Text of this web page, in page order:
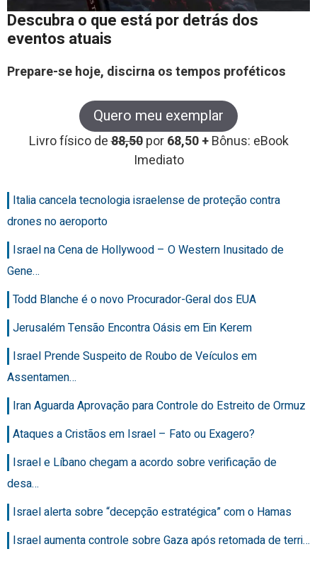
Descubra o que está por detrás dos
eventos atuais
Prepare-se hoje, discirna os tempos proféticos
Quero meu exemplar
Livro físico de88,50 por68,50 +Bônus: eBook
Imediato
Italia cancela tecnologia israelense de proteção contra
drones no aeroporto
Israel na Cena de Hollywood – O Western Inusitado de
Gene…
Todd Blanche é o novo Procurador-Geral dos EUA
Jerusalém Tensão Encontra Oásis em Ein Kerem
Israel Prende Suspeito de Roubo de Veículos em
Assentamen…
Iran Aguarda Aprovação para Controle do Estreito de Ormuz
Ataques a Cristãos em Israel – Fato ou Exagero?
Israel e Líbano chegam a acordo sobre verificação de
desa…
Israel alerta sobre “decepção estratégica” com o Hamas
Israel aumenta controle sobre Gaza após retomada de terri…